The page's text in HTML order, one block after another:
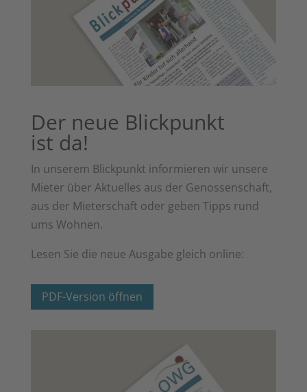
Der neue Blick­punkt
ist da!
In unse­rem Blick­punkt infor­mie­ren wir unse­re
Mie­ter über Aktu­el­les aus der Genos­sen­schaft,
aus der Mie­ter­schaft oder geben Tipps rund
ums Wohnen.
Lesen Sie die neue Aus­ga­be gleich online:
PDF-Ver­si­on öffnen